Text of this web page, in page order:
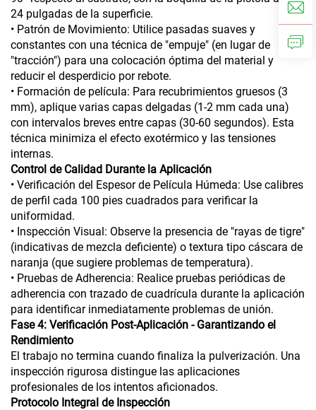
24 pulgadas de la superficie.
• Patrón de Movimiento: Utilice pasadas suaves y
constantes con una técnica de "empuje" (en lugar de
"tracción") para una colocación óptima del material y
reducir el desperdicio por rebote.
• Formación de película: Para recubrimientos gruesos (3
mm), aplique varias capas delgadas (1-2 mm cada una)
con intervalos breves entre capas (30-60 segundos). Esta
técnica minimiza el efecto exotérmico y las tensiones
internas.
Control de Calidad Durante la Aplicación
• Verificación del Espesor de Película Húmeda: Use calibres
de perfil cada 100 pies cuadrados para verificar la
uniformidad.
• Inspección Visual: Observe la presencia de "rayas de tigre"
(indicativas de mezcla deficiente) o textura tipo cáscara de
naranja (que sugiere problemas de temperatura).
• Pruebas de Adherencia: Realice pruebas periódicas de
adherencia con trazado de cuadrícula durante la aplicación
para identificar inmediatamente problemas de unión.
Fase 4: Verificación Post-Aplicación - Garantizando el
Rendimiento
El trabajo no termina cuando finaliza la pulverización. Una
inspección rigurosa distingue las aplicaciones
profesionales de los intentos aficionados.
Protocolo Integral de Inspección